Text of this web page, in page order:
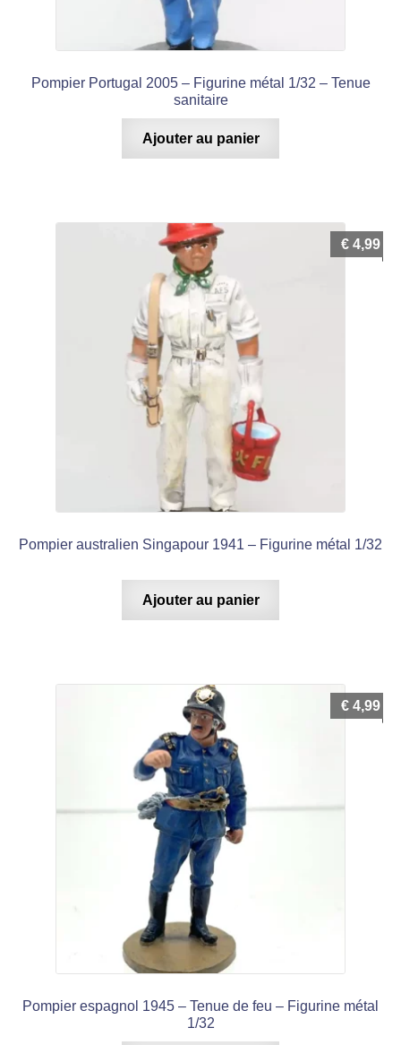
Pompier Portugal 2005 – Figurine métal 1/32 – Tenue
sanitaire
Ajouter au panier
Pompier australien Singapour 1941 – Figurine métal 1/32
€ 4,99
Ajouter au panier
Pompier espagnol 1945 – Tenue de feu – Figurine métal
1/32
€ 4,99